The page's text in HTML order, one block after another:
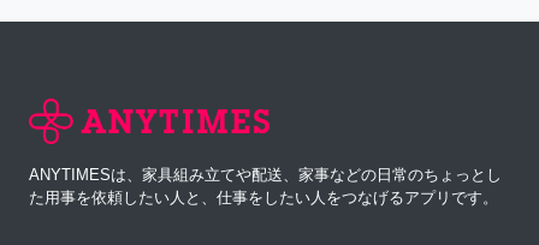
ANYTIMESは、家具組み立てや配送、家事などの日常のちょっとし
た用事を依頼したい人と、仕事をしたい人をつなげるアプリです。